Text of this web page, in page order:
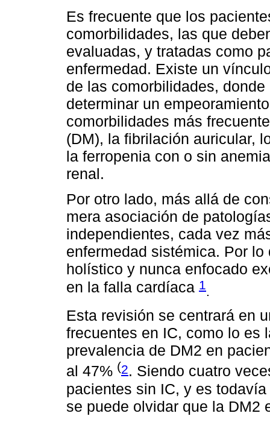
Es frecuente que los
comorbilidades, las que
evaluadas, y tratadas como
enfermedad. Existe un
de las comorbilidades,
determinar un
comorbilidades más
(DM), la fibrilación auricular,
la ferropenia con o sin
renal.
Por otro lado, más allá de
mera asociación de
independientes, cada vez
enfermedad sistémica. Por
holístico y nunca enfocado
en la falla cardíaca 1.
Esta revisión se centrará en
frecuentes en IC, como lo es
prevalencia de DM2 en
al 47% (2. Siendo cuatro
pacientes sin IC, y es
se puede olvidar que la DM2